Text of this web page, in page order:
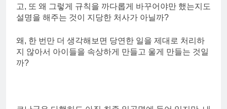
고, 또 왜 그렇게 규칙을 까다롭게 바꾸어야만 했는지도
설명을 해주는 것이 지당한 처사가 아닐까?
왜, 한 번만 더 생각해보면 당연한 일을 제대로 처리하
지 않아서 아이들을 속상하게 만들고 울게 만들는 것일
까?